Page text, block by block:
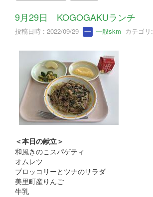
9月29日 KOGOGAKUランチ
投稿日時 : 2022/09/29 一般skm カテゴリ:
＜本日の献立＞
和風きのこスパゲティ
オムレツ
ブロッコリーとツナのサラダ
美里町産りんご
牛乳